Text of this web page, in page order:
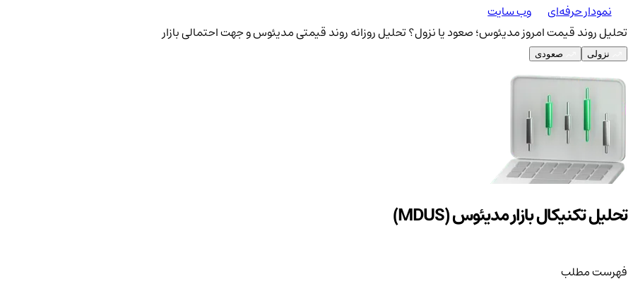
نمودار حرفه‌ای
وب سایت
تحلیل روند قیمت امروز مدیئوس؛ صعود یا نزول؟تحلیل روزانه روند قیمتی مدیئوس و جهت احتمالی بازار
نزولی صعودی
تحلیل تکنیکال بازار مدیئوس (MDUS)
فهرست مطلب